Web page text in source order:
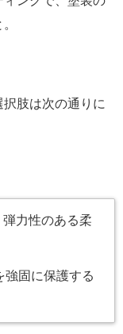
肢は次の通りに
力性のある柔
固に保護する